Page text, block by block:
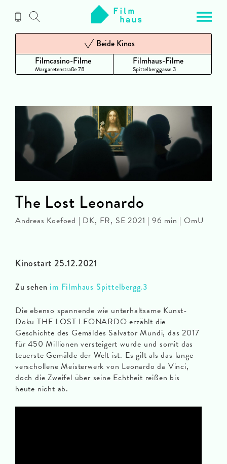
Inhalt
Filmcasino-Filme
Margaretenstraße 78
Beide Kinos
Filmhaus-Filme
Spittelberggasse 3
Kinostart 25.12.2021
Zu sehen im Filmhaus Spittelbergg.3
Die ebenso spannende wie unterhaltsame Kunst-
Doku THE LOST LEONARDO erzählt die
Geschichte des Gemäldes Salvator Mundi, das 2017
für 450 Millionen versteigert wurde und somit das
teuerste Gemälde der Welt ist. Es gilt als das lange
verschollene Meisterwerk von Leonardo da Vinci,
doch die Zweifel über seine Echtheit reißen bis
heute nicht ab.
The Lost Leonardo
Andreas Koefoed | DK, FR, SE 2021 | 96 min | OmU